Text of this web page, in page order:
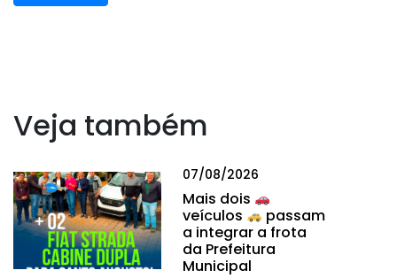
Veja também
07/08/2026
Mais dois
veículos
passam
a integrar a frota
da Prefeitura
Municipal